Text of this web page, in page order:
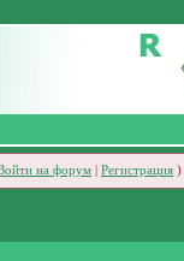
на форум Регистрация )